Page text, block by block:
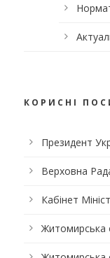
КОРИСНІ
Президент
Верховна
Кабінет
Житомирська